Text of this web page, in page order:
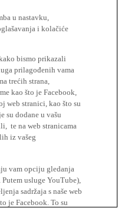
u nastavku,
i kolačiće
bismo prikazali
prilagođenih vama
trećih strana,
kao što je Facebook,
web stranici, kao što su
su dodane u vašu
te na web stranicama
iz vašeg
vam opciju gledanja
usluge YouTube),
sadržaja s naše web
je Facebook. To su